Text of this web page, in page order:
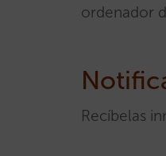
ordenador
Recíbelas